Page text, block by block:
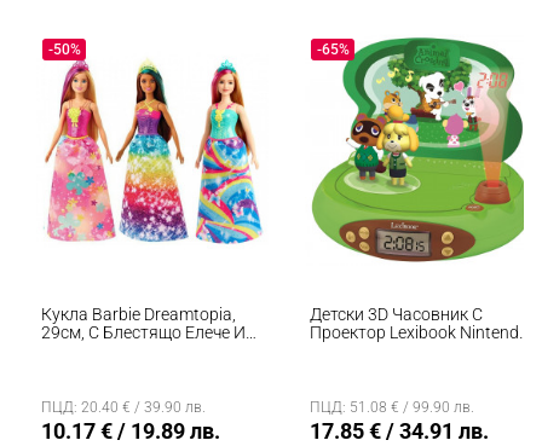
Кукла Barbie Dreamtopia,
29см, С Блестящо Елече И
-50%
ПЦД: 20.40 € / 39.90 лв.
10.17 € / 19.89 лв.
Детски 3D Часовник С
Проектор Lexibook Nintendo
-65%
ПЦД: 51.08 € / 99.90 лв.
17.85 € / 34.91 лв.